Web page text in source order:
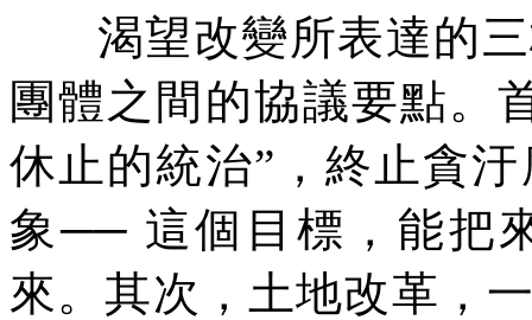
渴望改變所表達的
團體之間的協議要點。
休止的統治”，終止貪
象── 這個目標，能把
來。其次，土地改革，